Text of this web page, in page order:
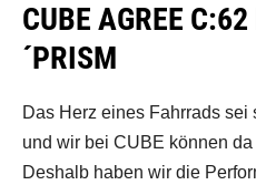
CUBE AGREE
´PRISM
Das Herz eines Fahrrads
und wir bei CUBE können
Deshalb haben wir die